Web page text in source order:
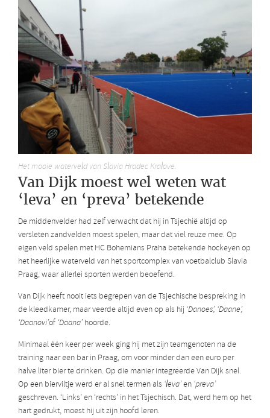
Het mooie waterveld van Slavia Hradec Kralove.
Van Dijk moest wel weten wat
‘leva’ en ‘preva’ betekende
De middenvelder had zelf verwacht dat hij in Tsjechië altijd op
versleten zandvelden moest spelen, maar dat viel reuze mee. Op
eigen veld spelen met HC Bohemians Praha betekende hockeyen op
het heerlijke waterveld van het sportcomplex van voetbalclub Slavia
Praag, waar allerlei sporten werden beoefend.
Van Dijk heeft nooit iets begrepen van de Tsjechische bespreking in
de kleedkamer, maar veerde altijd even op als hij ‘Danoes’, ‘Daane’,
‘Daanovi’of ‘Daana’hoorde.
Minimaal één keer per week ging hij met zijn teamgenoten na de
training naar een bar in Praag, om voor minder dan een euro per
halve liter bier te drinken. Op die manier integreerde Van Dijk snel.
Op een bierviltje werd er al snel termen als ‘leva’en ‘preva’
geschreven. ‘Links’ en ‘rechts’ in het Tsjechisch. Dat, werd hem op het
hart gedrukt, moest hij uit zijn hoofd leren.